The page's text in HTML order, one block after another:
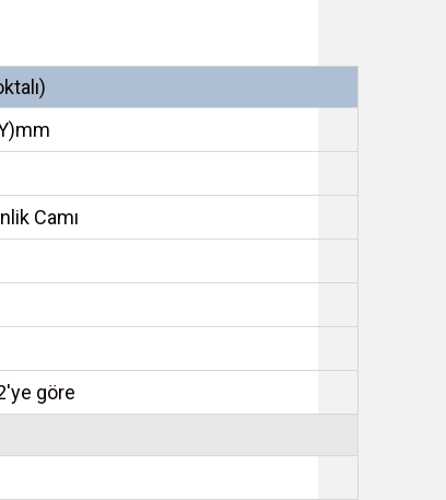
Camı
göre